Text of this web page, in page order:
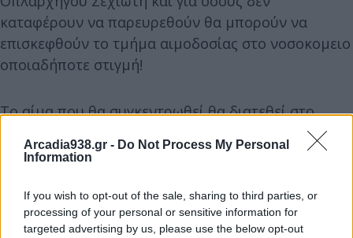
Arcadia938.gr - Do Not Process My Personal
Information
If you wish to opt-out of the sale, sharing to third parties, or
processing of your personal or sensitive information for
targeted advertising by us, please use the below opt-out
καταφέρουν να παρευρεθούν θα μπορούν να
επισκεφθούν το τμήμα αιμοδοσίας στο νοσοκομειο
οποιαδήποτε στιγμή!
Το αίμα που θα συγκεντρωθεί θα διατεθεί στο
Νοσοκομείο της πόλης μας και προφανώς για τις
ανάγκες των αιμοδοτών.
Για τον καλύτερο συντονισμό της δράσης
παρακαλούμε ενημερώστε μας 🤍